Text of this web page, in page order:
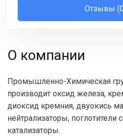
Отзывы
О компании
Промышленно-Химическая
производит оксид железа,
диоксид кремния, двуокись
нейтрализаторы, поглотители
катализаторы.